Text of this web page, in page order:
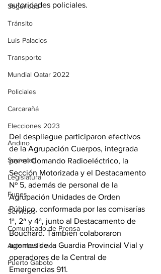
Seguridad
Tránsito
Luis Palacios
Transporte
Mundial Qatar 2022
Policiales
Carcarañá
Elecciones 2023
Andino
Sociedad
Legislatura
Funes
Servicios
Comunicado de Prensa
Automovilismo
Puerto Gaboto
autoridades policiales.
Del despliegue participaron efectivos
de la Agrupación Cuerpos, integrada
por el Comando Radioeléctrico, la
Sección Motorizada y el Destacamento
Nº 5, además de personal de la
Agrupación Unidades de Orden
Público, conformada por las comisarías
1ª, 2ª y 4ª, junto al Destacamento de
Bouchard. También colaboraron
agentes de la Guardia Provincial Vial y
operadores de la Central de
Emergencias 911.